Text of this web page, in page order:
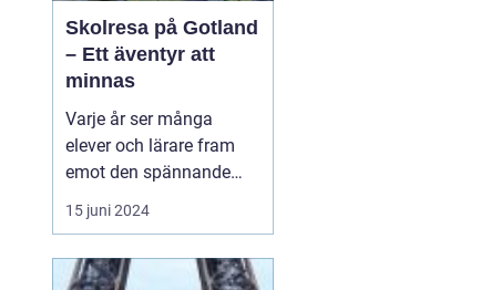
Skolresa på Gotland
– Ett äventyr att
minnas
Varje år ser många
elever och lärare fram
emot den spännande
skolresa som blivit en
tradition i det svenska
destination som sticker
15 juni 2024